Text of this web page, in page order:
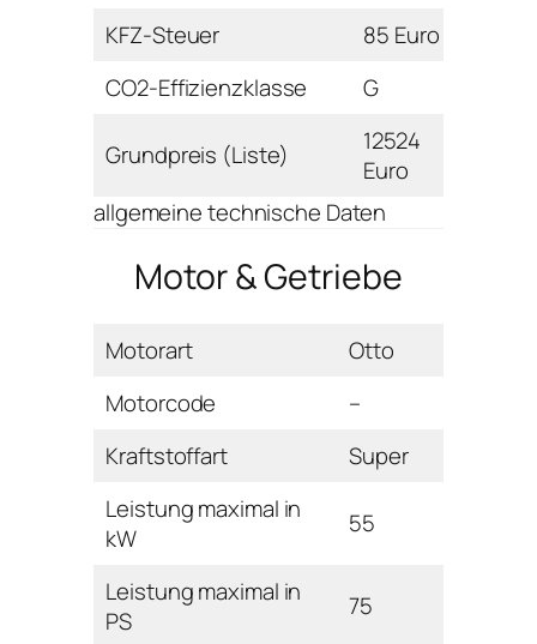
KFZ-Steuer
85 Euro
CO2-Effizienzklasse
G
Grundpreis (Liste)
12524
Euro
allgemeine technische Daten
Motor & Getriebe
Motorart
Otto
Motorcode
–
Kraftstoffart
Super
Leistung maximal in
kW
55
Leistung maximal in
PS
75